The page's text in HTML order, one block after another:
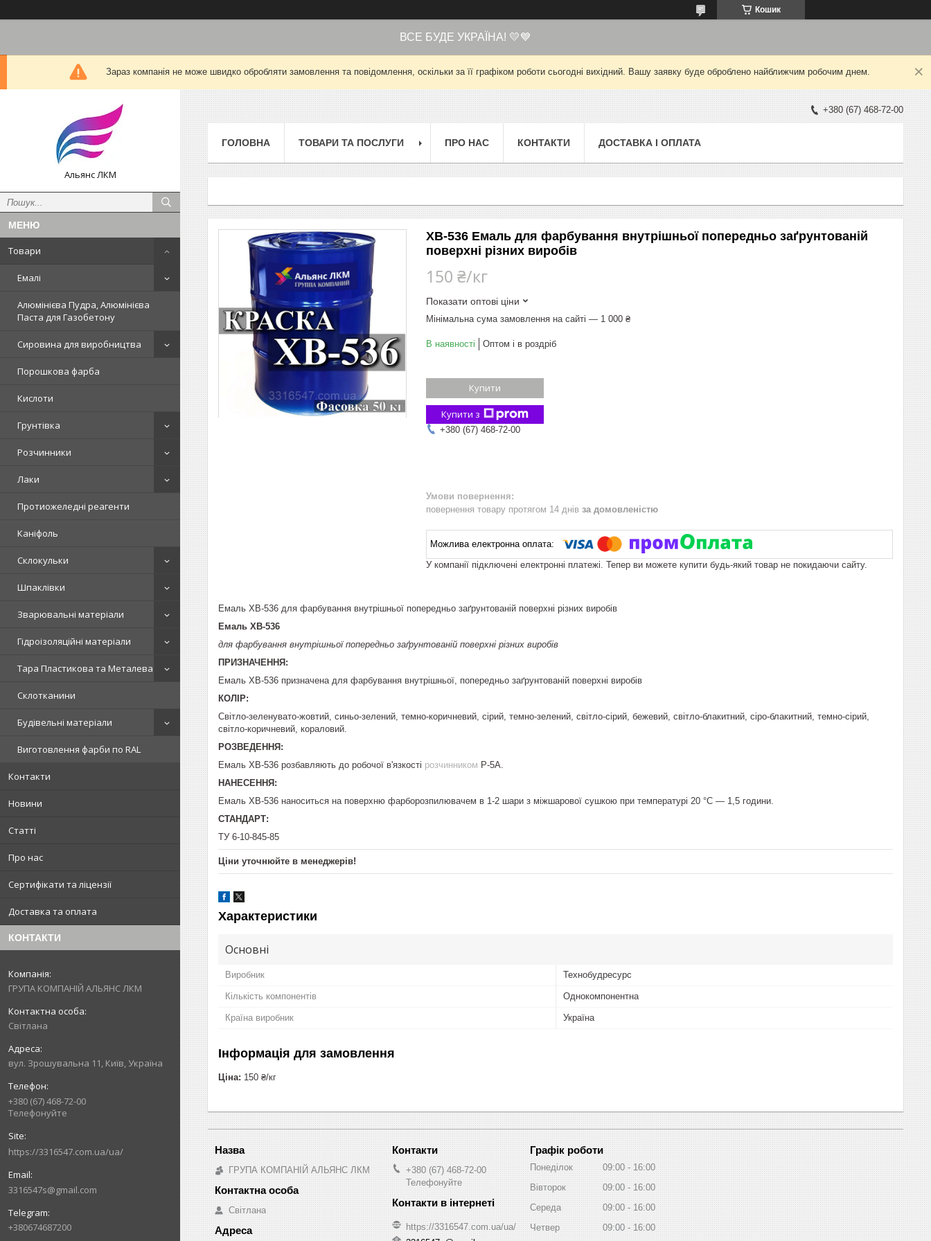
Кошик
ВСЕ БУДЕ УКРАЇНА! 💛💙
Зараз компанія не може швидко обробляти замовлення та повідомлення, оскільки за її графіком роботи сьогодні вихідний. Вашу заявку буде оброблено найближчим робочим днем.
Альянс ЛКМ
Товари
Емалі
Алюмінієва Пудра, Алюмінієва
Паста для Газобетону
Сировина для виробництва
Порошкова фарба
Кислоти
Грунтівка
Розчинники
Лаки
Протиожеледні реагенти
Каніфоль
Склокульки
Шпаклівки
Зварювальні матеріали
Гідроізоляційні матеріали
Тара Пластикова та Металева
Склотканини
Будівельні матеріали
Виготовлення фарби по RAL
Контакти
Новини
Статті
Про нас
Сертифікати та ліцензії
Доставка та оплата
КОНТАКТИ
ГРУПА КОМПАНІЙ АЛЬЯНС ЛКМ
Світлана
вул. Зрошувальна 11, Київ, Україна
+380 (67) 468-72-00
Телефонуйте
https://3316547.com.ua/ua/
3316547s@gmail.com
+380674687200
+380 (67) 468-72-00
ГОЛОВНА ТОВАРИ ТА ПОСЛУГИ ПРО НАС КОНТАКТИ ДОСТАВКА І ОПЛАТА
ХВ-536 Емаль для фарбування внутрішньої попередньо заґрунтованій
поверхні різних виробів
150 ₴/кг
Показати оптові ціни
Мінімальна сума замовлення на сайті — 1 000 ₴
В наявності Оптом і в роздріб
Купити
Купити з
+380 (67) 468-72-00
повернення товару протягом 14 днів за домовленістю
У компанії підключені електронні платежі. Тепер ви можете купити будь-який товар не покидаючи сайту.
Емаль ХВ-536 для фарбування внутрішньої попередньо заґрунтованій поверхні різних виробів
Емаль ХВ-536
для фарбування внутрішньої попередньо заґрунтованій поверхні різних виробів
ПРИЗНАЧЕННЯ:
Емаль ХВ-536 призначена для фарбування внутрішньої, попередньо заґрунтованій поверхні виробів
КОЛІР:
Світло-зеленувато-жовтий, синьо-зелений, темно-коричневий, сірий, темно-зелений, світло-сірий, бежевий, світло-блакитний, сіро-блакитний, темно-сірий,
світло-коричневий, кораловий.
РОЗВЕДЕННЯ:
Емаль ХВ-536 розбавляють до робочої в'язкості розчинником Р-5А.
НАНЕСЕННЯ:
Емаль ХВ-536 наноситься на поверхню фарборозпилювачем в 1-2 шари з міжшарової сушкою при температурі 20 °С — 1,5 години.
СТАНДАРТ:
ТУ 6-10-845-85
Ціни уточнюйте в менеджерів!
Характеристики
Основні
Виробник Технобудресурс
Кількість компонентів Однокомпонентна
Країна виробник Україна
Інформація для замовлення
Ціна: 150 ₴/кг
ГРУПА КОМПАНІЙ АЛЬЯНС ЛКМ
Світлана
+380 (67) 468-72-00
Телефонуйте
https://3316547.com.ua/ua/
Графік роботи
Понеділок 09:00
16:00
Вівторок
09:00
16:00
Середа
09:00
16:00
Четвер
09:00 16:00